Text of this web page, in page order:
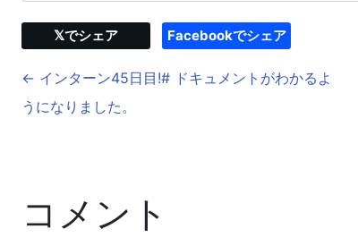
𝕏でシェア Facebookでシェア
← インターン45日目!# ドキュメントがわかるよ
うになりました。
コメント